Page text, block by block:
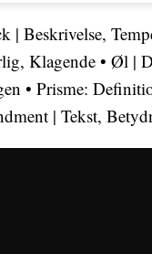
| Beskrivelse,
Klagende • Øl |
• Prisme:
| Tekst,